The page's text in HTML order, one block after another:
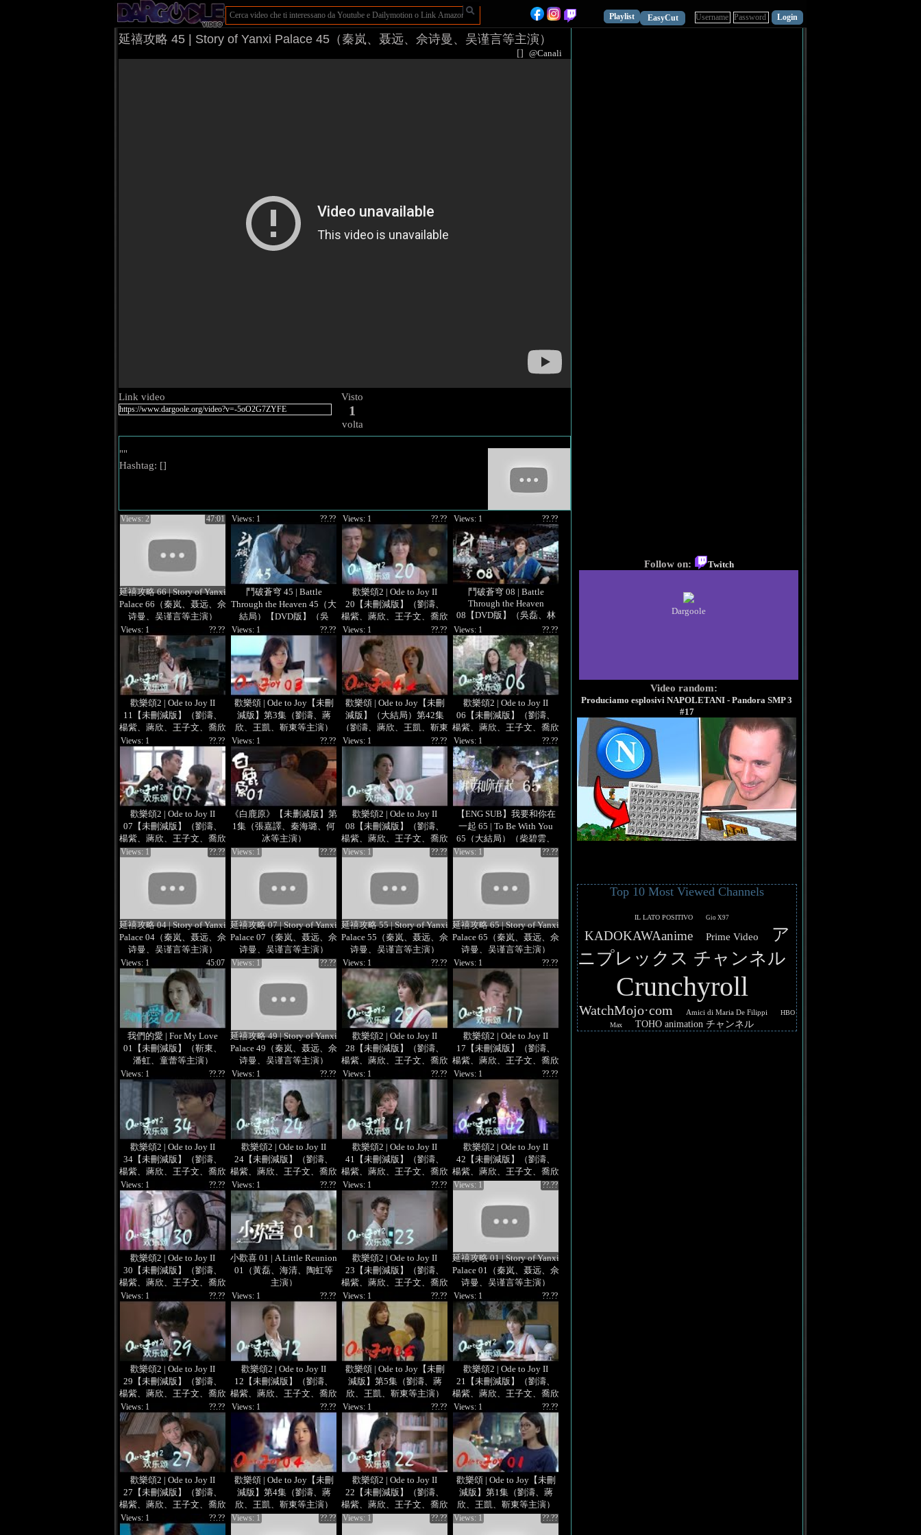
Playlist EasyCut
延禧攻略 45 | Story of Yanxi Palace 45（秦岚、聂远、佘诗曼、吴谨言等主演）
[] @Canali
Link video Visto
1
volta
""
Hashtag: []
延禧攻略 66 | Story of Yanxi
Palace 66（秦岚、聂远、佘
诗曼、吴谨言等主演）
47:01
Views: 2
鬥破蒼穹 45 | Battle
Through the Heaven 45（大
結局）【DVD版】（吳
磊、林允、李沁、陳楚河等
主演）
??.??
Views: 1
歡樂頌2 | Ode to Joy II
20【未刪減版】（劉濤、
楊紫、蔣欣、王子文、喬欣
??.??
Views: 1
鬥破蒼穹 08 | Battle
Through the Heaven
08【DVD版】（吳磊、林
允、李沁、陳楚河等主演）
??.??
Views: 1
歡樂頌2 | Ode to Joy II
11【未刪減版】（劉濤、
楊紫、蔣欣、王子文、喬欣
??.??
Views: 1
歡樂頌 | Ode to Joy【未刪
減版】第3集（劉濤、蔣
欣、王凱、靳東等主演）
??.??
Views: 1
歡樂頌 | Ode to Joy【未刪
減版】（大結局）第42集
（劉濤、蔣欣、王凱、靳東
??.??
Views: 1
歡樂頌2 | Ode to Joy II
06【未刪減版】（劉濤、
楊紫、蔣欣、王子文、喬欣
??.??
Views: 1
歡樂頌2 | Ode to Joy II
07【未刪減版】（劉濤、
楊紫、蔣欣、王子文、喬欣
等主演）
??.??
Views: 1
《白鹿原》【未删减版】第
1集（張嘉譯、秦海璐、何
冰等主演）
??.??
Views: 1
歡樂頌2 | Ode to Joy II
08【未刪減版】（劉濤、
楊紫、蔣欣、王子文、喬欣
等主演）
??.??
Views: 1
【ENG SUB】我要和你在
一起 65 | To Be With You
65（大結局）（柴碧雲、
孫紹龍、萬思維等主演）
??.??
Views: 1
延禧攻略 04 | Story of Yanxi
Palace 04（秦岚、聂远、佘
诗曼、吴谨言等主演）
??.??
Views: 1
延禧攻略 07 | Story of Yanxi
Palace 07（秦岚、聂远、佘
诗曼、吴谨言等主演）
??.??
Views: 1
延禧攻略 55 | Story of Yanxi
Palace 55（秦岚、聂远、佘
诗曼、吴谨言等主演）
??.??
Views: 1
延禧攻略 65 | Story of Yanxi
Palace 65（秦岚、聂远、佘
诗曼、吴谨言等主演）
??.??
Views: 1
我們的愛 | For My Love
01【未刪減版】（靳東、
潘虹、童蕾等主演）
45:07
Views: 1
延禧攻略 49 | Story of Yanxi
Palace 49（秦岚、聂远、佘
诗曼、吴谨言等主演）
??.??
Views: 1
歡樂頌2 | Ode to Joy II
28【未刪減版】（劉濤、
楊紫、蔣欣、王子文、喬欣
??.??
Views: 1
歡樂頌2 | Ode to Joy II
17【未刪減版】（劉濤、
楊紫、蔣欣、王子文、喬欣
??.??
Views: 1
歡樂頌2 | Ode to Joy II
34【未刪減版】（劉濤、
楊紫、蔣欣、王子文、喬欣
??.??
Views: 1
歡樂頌2 | Ode to Joy II
24【未刪減版】（劉濤、
楊紫、蔣欣、王子文、喬欣
??.??
Views: 1
歡樂頌2 | Ode to Joy II
41【未刪減版】（劉濤、
楊紫、蔣欣、王子文、喬欣
??.??
Views: 1
歡樂頌2 | Ode to Joy II
42【未刪減版】（劉濤、
楊紫、蔣欣、王子文、喬欣
等主演）
??.??
Views: 1
歡樂頌2 | Ode to Joy II
30【未刪減版】（劉濤、
楊紫、蔣欣、王子文、喬欣
??.??
Views: 1
小歡喜 01 | A Little Reunion
01（黃磊、海清、陶虹等
主演）
??.??
Views: 1
歡樂頌2 | Ode to Joy II
23【未刪減版】（劉濤、
楊紫、蔣欣、王子文、喬欣
??.??
Views: 1
延禧攻略 01 | Story of Yanxi
Palace 01（秦岚、聂远、佘
诗曼、吴谨言等主演）
??.??
Views: 1
歡樂頌2 | Ode to Joy II
29【未刪減版】（劉濤、
楊紫、蔣欣、王子文、喬欣
??.??
Views: 1
歡樂頌2 | Ode to Joy II
12【未刪減版】（劉濤、
楊紫、蔣欣、王子文、喬欣
??.??
Views: 1
歡樂頌 | Ode to Joy【未刪
減版】第5集（劉濤、蔣
欣、王凱、靳東等主演）
??.??
Views: 1
歡樂頌2 | Ode to Joy II
21【未刪減版】（劉濤、
楊紫、蔣欣、王子文、喬欣
??.??
Views: 1
歡樂頌2 | Ode to Joy II
27【未刪減版】（劉濤、
楊紫、蔣欣、王子文、喬欣
??.??
Views: 1
歡樂頌 | Ode to Joy【未刪
減版】第4集（劉濤、蔣
欣、王凱、靳東等主演）
??.??
Views: 1
歡樂頌2 | Ode to Joy II
22【未刪減版】（劉濤、
楊紫、蔣欣、王子文、喬欣
等主演）
??.??
Views: 1
歡樂頌 | Ode to Joy【未刪
減版】第1集（劉濤、蔣
欣、王凱、靳東等主演）
??.??
Views: 1
??.??
Views: 1 ??.??
Views: 1 ??.??
Views: 1 ??.??
Views: 1
Follow on: Twitch
Dargoole
Video random:
Produciamo esplosivi NAPOLETANI - Pandora SMP 3
#17
Top 10 Most Viewed Channels
IL LATO POSITIVO Gio X97
KADOKAWAanime Prime Video
ア
ニプレックス チャンネル
Crunchyroll
WatchMojo·com Amici di Maria De Filippi
HBO
Max
TOHO animation チャンネル